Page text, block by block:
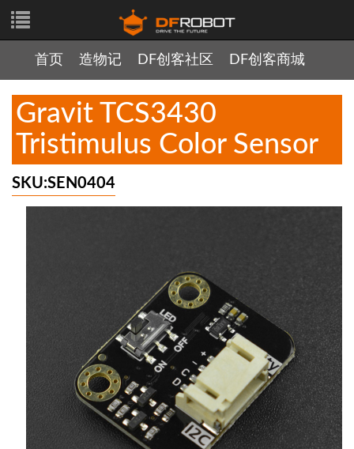
首页 造物记 DF创客社区 DF创客商城
Gravit TCS3430
Tristimulus Color Sensor
SKU:SEN0404